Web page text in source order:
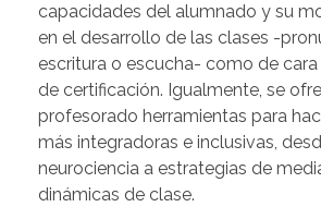
capacidades del alumnado y su
en el desarrollo de las clases -
escritura o escucha- como de
de certificación. Igualmente, se
profesorado herramientas para
más integradoras e inclusivas,
neurociencia a estrategias de
dinámicas de clase.